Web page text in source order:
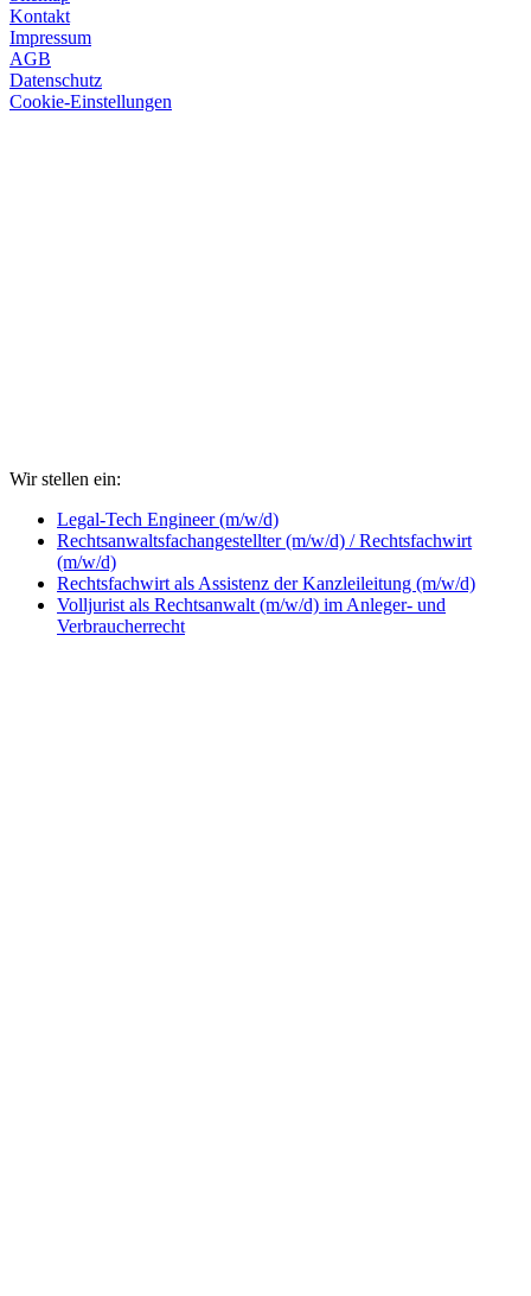
Kontakt
Impressum
AGB
Datenschutz
Cookie-Einstellungen
Wir stellen ein:
Legal-Tech Engineer (m/w/d)
Rechtsanwaltsfachangestellter (m/w/d) / Rechtsfachwirt
(m/w/d)
Rechtsfachwirt als Assistenz der Kanzleileitung (m/w/d)
Volljurist als Rechtsanwalt (m/w/d) im Anleger- und
Verbraucherrecht